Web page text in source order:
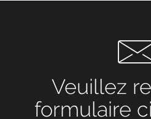
Veuillez
formulaire